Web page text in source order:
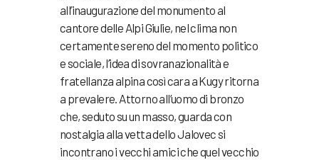
all’inaugurazione del monumento al
cantore delle Alpi Giulie, nel clima non
certamente sereno del momento politico
e sociale, l’idea di sovranazionalità e
fratellanza alpina così cara a Kugy ritorna
a prevalere. Attorno all’uomo di bronzo
che, seduto su un masso, guarda con
nostalgia alla vetta dello Jalovec si
incontrano i vecchi amici che quel vecchio